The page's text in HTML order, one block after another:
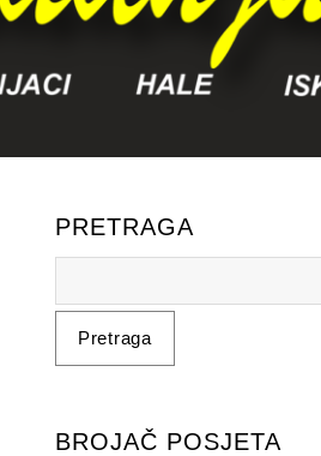
PRETRAGA
BROJAČ POSJETA